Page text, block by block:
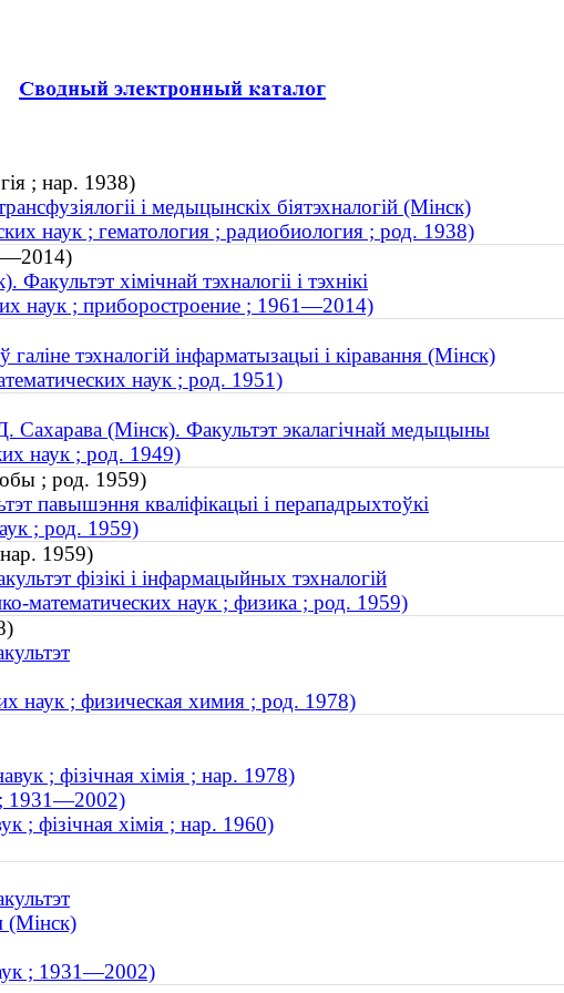
; нар. 1938)
і медыцынскіх біятэхналогій (Мінск)
наук ; гематология ; радиобиология ; род. 1938)
хімічнай тэхналогіі і тэхнікі
наук ; приборостроение ; 1961—2014)
тэхналогій інфарматызацыі і кіравання (Мінск)
наук ; род. 1951)
(Мінск). Факультэт экалагічнай медыцыны
наук ; род. 1949)
; род. 1959)
павышэння кваліфікацыі і перападрыхтоўкі
; род. 1959)
1959)
фізікі і інфармацыйных тэхналогій
математических наук ; физика ; род. 1959)
наук ; физическая химия ; род. 1978)
; фізічная хімія ; нар. 1978)
; 1931—2002)
; фізічная хімія ; нар. 1960)
(Мінск)
; 1931—2002)